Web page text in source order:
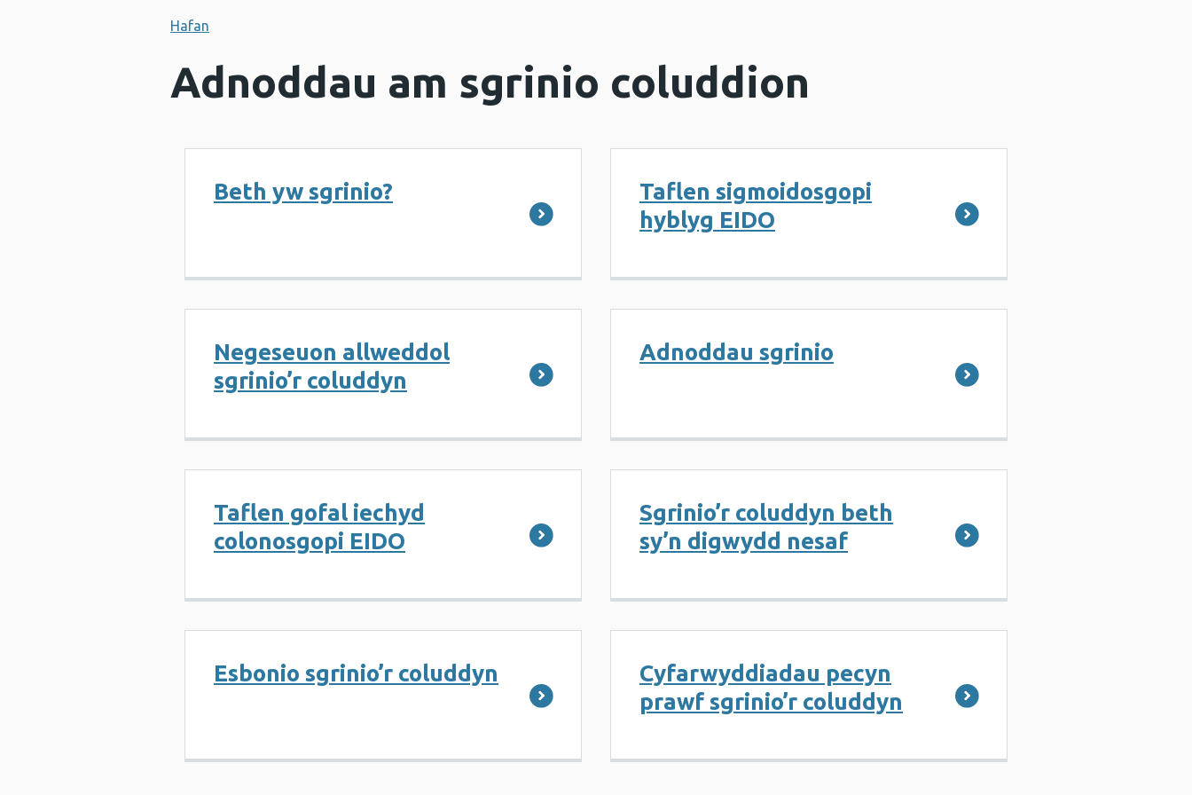
Hafan
Adnoddau am sgrinio coluddion
Beth yw sgrinio?
Taflen sigmoidosgopi
hyblyg EIDO
Negeseuon allweddol
sgrinio’r coluddyn
Adnoddau sgrinio
Taflen gofal iechyd
colonosgopi EIDO
Sgrinio’r coluddyn beth
sy’n digwydd nesaf
Esbonio sgrinio’r coluddyn
Cyfarwyddiadau pecyn
prawf sgrinio’r coluddyn